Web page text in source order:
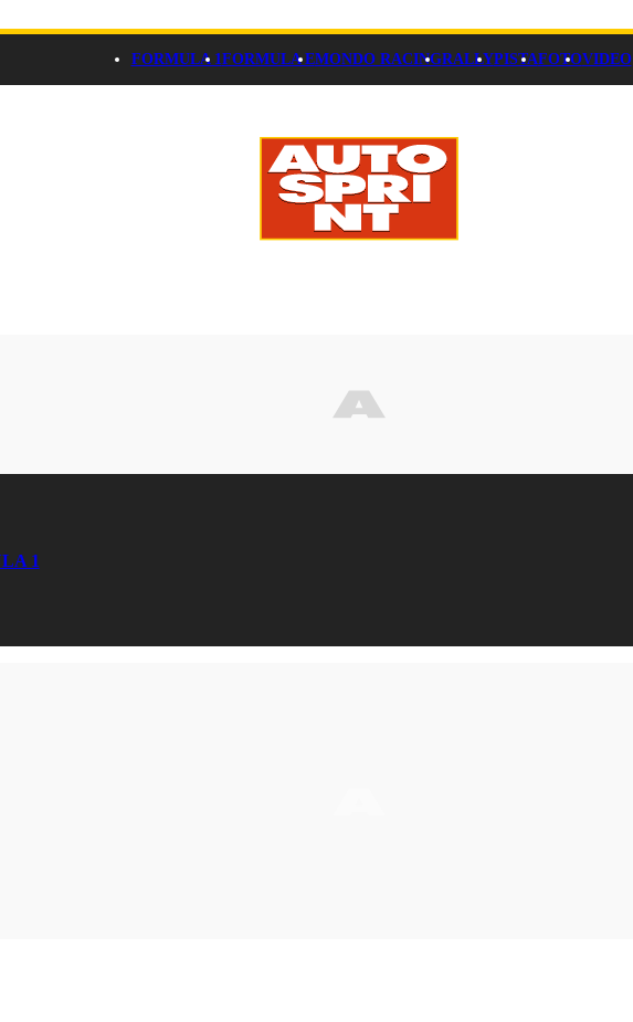
FORMULA 1FORMULA EMONDO RACINGRALLYPISTAFOTOVIDEO
1